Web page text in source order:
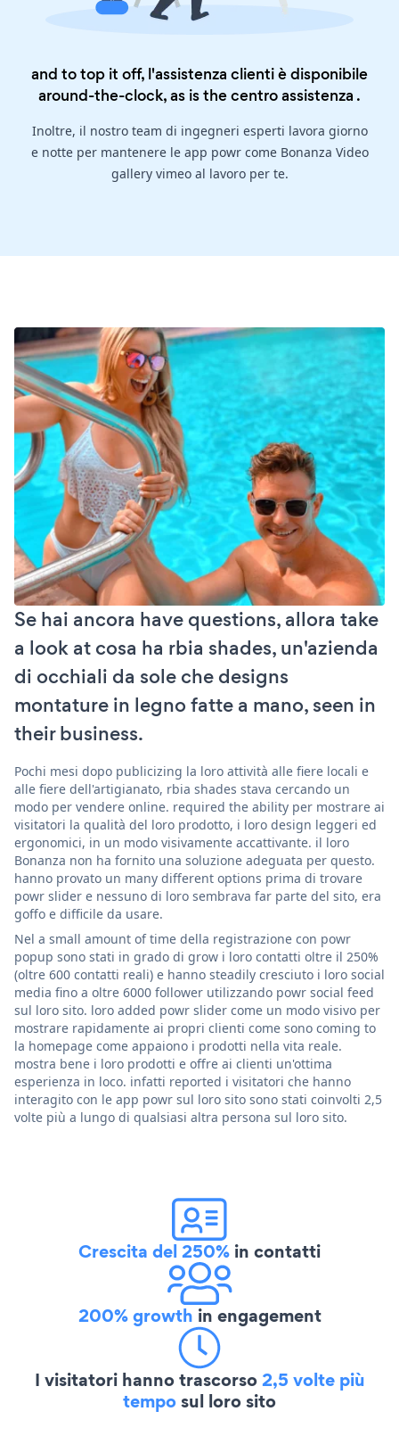
and to top it off, l'assistenza clienti è disponibile
around-the-clock, as is thecentro assistenza .
Inoltre, il nostro team di ingegneri esperti lavora giorno
e notte per mantenere le app powr come Bonanza Video
gallery vimeo al lavoro per te.
Se hai ancora have questions, allora take
a look at cosa ha rbia shades, un'azienda
di occhiali da sole che designs
montature in legno fatte a mano, seen in
their business.
Pochi mesi dopo publicizing la loro attività alle fiere locali e
alle fiere dell'artigianato, rbia shades stava cercando un
modo per vendere online. required the ability per mostrare ai
visitatori la qualità del loro prodotto, i loro design leggeri ed
ergonomici, in un modo visivamente accattivante. il loro
Bonanza non ha fornito una soluzione adeguata per questo.
hanno provato un many different options prima di trovare
powr slider e nessuno di loro sembrava far parte del sito, era
goffo e difficile da usare.
Nel a small amount of time della registrazione con powr
popup sono stati in grado di grow i loro contatti oltre il 250%
(oltre 600 contatti reali) e hanno steadily cresciuto i loro social
media fino a oltre 6000 follower utilizzando powr social feed
sul loro sito. loro added powr slider come un modo visivo per
mostrare rapidamente ai propri clienti come sono coming to
la homepage come appaiono i prodotti nella vita reale.
mostra bene i loro prodotti e offre ai clienti un'ottima
esperienza in loco. infatti reported i visitatori che hanno
interagito con le app powr sul loro sito sono stati coinvolti 2,5
volte più a lungo di qualsiasi altra persona sul loro sito.
Crescita del 250% in contatti
200% growth in engagement
I visitatori hanno trascorso2,5 volte più
temposul loro sito